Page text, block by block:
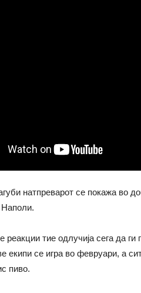
натпреварот се покажа во
Наполи.
реакции тие одлучија сега да
екипи се игра во февруари, а
пиво.